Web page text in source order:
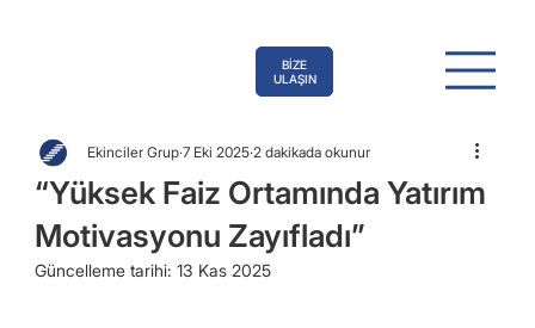
BİZE
ULAŞIN
“Yüksek Faiz Ortamında Yatırım
Motivasyonu Zayıfladı”
Ekinciler Grup 7 Eki 2025 2 dakikada okunur
Güncelleme tarihi: 13 Kas 2025